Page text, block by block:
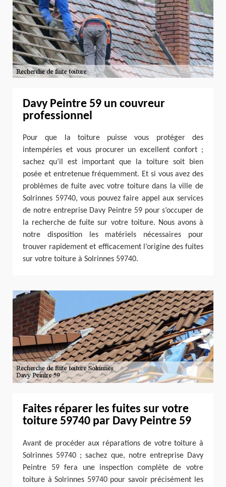
Davy Peintre 59 un couvreur
professionnel
Pour que la toiture puisse vous protéger des
intempéries et vous procurer un excellent confort ;
sachez qu’il est important que la toiture soit bien
posée et entretenue fréquemment. Et si vous avez des
problèmes de fuite avec votre toiture dans la ville de
Solrinnes 59740, vous pouvez faire appel aux services
de notre entreprise Davy Peintre 59 pour s’occuper de
la recherche de fuite sur votre toiture. Nous avons à
notre disposition les matériels nécessaires pour
trouver rapidement et efficacement l’origine des fuites
sur votre toiture à Solrinnes 59740.
Faites réparer les fuites sur votre
toiture 59740 par Davy Peintre 59
Avant de procéder aux réparations de votre toiture à
Solrinnes 59740 ; sachez que, notre entreprise Davy
Peintre 59 fera une inspection complète de votre
toiture à Solrinnes 59740 pour savoir précisément les